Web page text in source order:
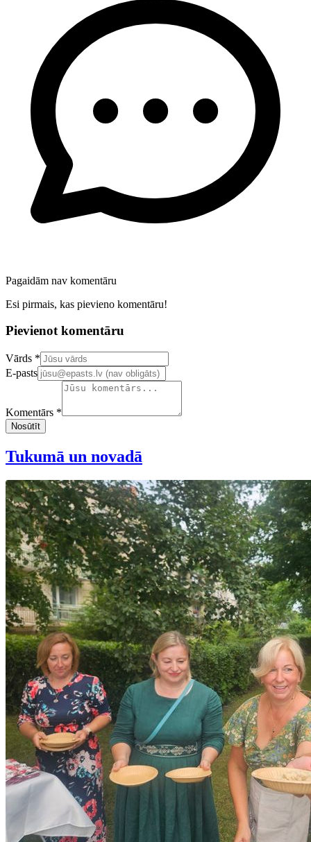
Pagaidām nav komentāru
Esi pirmais, kas pievieno komentāru!
Pievienot komentāru
Confirm your email address
Vārds *
E-pasts
Komentārs *
Nosūtīt
Tukumā un novadā